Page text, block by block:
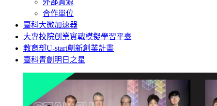
合作單位
臺科大微加速器
大專校院創業實戰模擬學習平臺
教育部U-start創新創業計畫
臺科青創明日之星